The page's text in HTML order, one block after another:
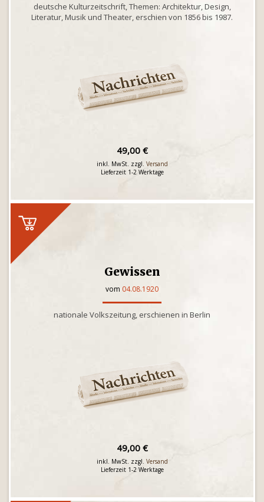
deutsche Kulturzeitschrift, Themen: Architektur, Design,
Literatur, Musik und Theater, erschien von 1856 bis 1987.
49,00 €
inkl. MwSt. zzgl. Versand
Lieferzeit 1-2 Werktage
Gewissen
vom 04.08.1920
nationale Volkszeitung, erschienen in Berlin
49,00 €
inkl. MwSt. zzgl. Versand
Lieferzeit 1-2 Werktage